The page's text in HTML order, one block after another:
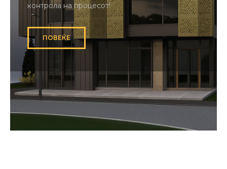
контрола на процесот!
ПОВЕЌЕ